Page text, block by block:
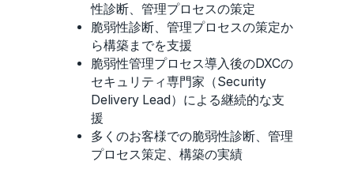
性診断、管理プロセスの策定
脆弱性診断、管理プロセスの策定か
ら構築までを支援
脆弱性管理プロセス導入後のDXCの
セキュリティ専門家（Security
Delivery Lead）による継続的な支
援
多くのお客様での脆弱性診断、管理
プロセス策定、構築の実績